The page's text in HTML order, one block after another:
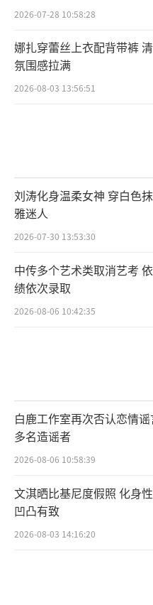
2026-07-28 10:58:28
娜扎穿蕾丝上衣配背带裤
氛围感拉满
2026-08-03 13:56:51
刘涛化身温柔女神 穿白色
雅迷人
2026-07-30 13:53:30
中传多个艺术类取消艺考
绩依次录取
2026-08-06 10:42:35
白鹿工作室再次否认恋情
多名造谣者
2026-08-06 10:58:39
文淇晒比基尼度假照 化身
凹凸有致
2026-08-03 14:16:20